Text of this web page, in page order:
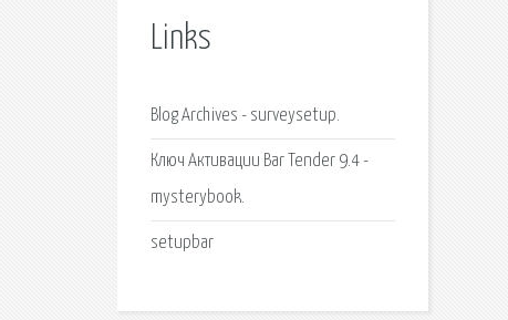
Links
Blog Archives - surveysetup.
Ключ Активации Bar Tender 9.4 -
mysterybook.
setupbar